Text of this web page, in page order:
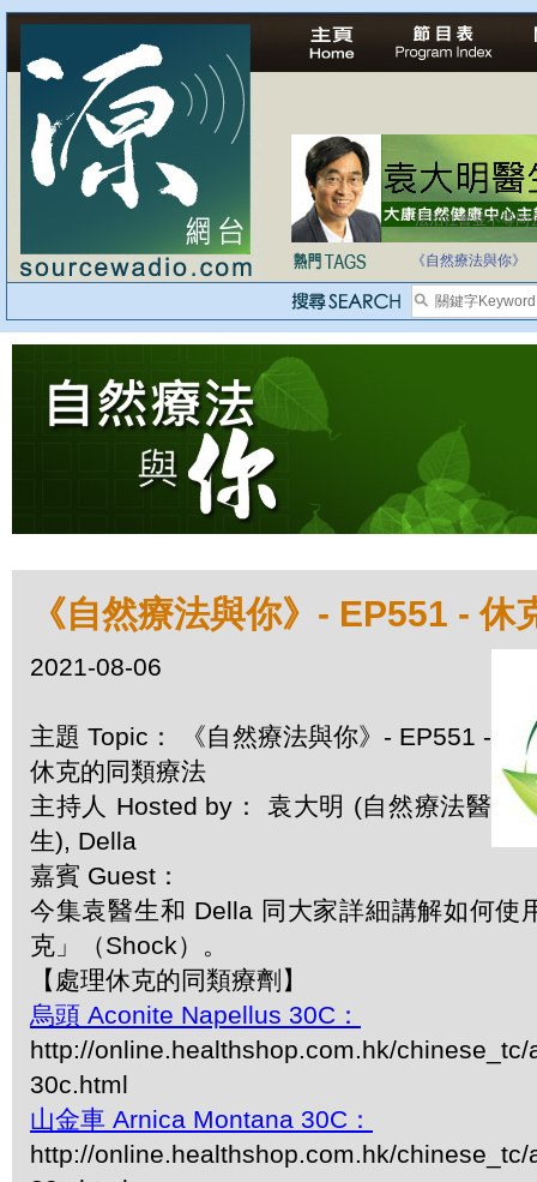
法治社會並不等同
自家教育合法化-
《自然療法與你》
《自然療法與你》- EP551 - 休
2021-08-06
主題 Topic： 《自然療法與你》- EP551 -
休克的同類療法
主持人 Hosted by： 袁大明 (自然療法醫
生), Della
嘉賓 Guest：
今集袁醫生和 Della 同大家詳細講解如何使
克」（Shock）。
【處理休克的同類療劑】
烏頭 Aconite Napellus 30C：
http://online.healthshop.com.hk/
30c.html
山金車 Arnica Montana 30C：
http://online.healthshop.com.hk/